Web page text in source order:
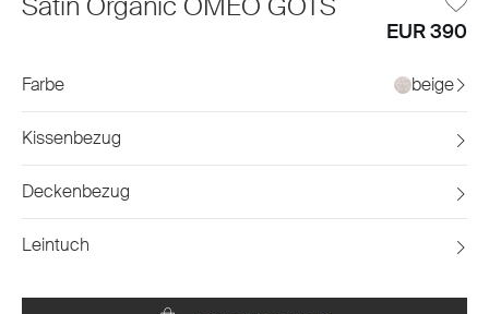
EUR 390
Farbe beige
Kissenbezug
Deckenbezug
Leintuch